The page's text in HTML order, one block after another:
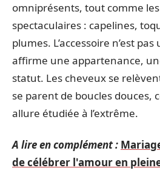
omniprésents, tout comme
spectaculaires : capelines,
plumes. L’accessoire n’est
affirme une appartenance,
statut. Les cheveux se
se parent de boucles douces,
allure étudiée à l’extrême.
A lire en complément :
de célébrer l'amour en